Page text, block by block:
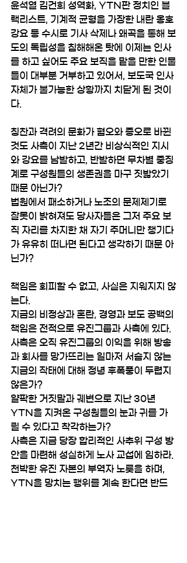
윤석열 김건희 성역화, YTN판 정치인 블
랙리스트, 기계적 균형을 가장한 내란 옹호
강요 등 수시로 기사 삭제나 왜곡을 통해 보
도의 독립성을 침해해온 탓에 이제는 인사
를 하고 싶어도 주요 보직을 맡을 만한 인물
들이 대부분 거부하고 있어서, 보도국 인사
자체가 불가능한 상황까지 치닫게 된 것이
다.
칭찬과 격려의 문화가 혐오와 증오로 바뀐
것도 사측이 지난 2년간 비상식적인 지시
와 강요를 남발하고, 반발하면 무차별 중징
계로 구성원들의 생존권을 마구 짓밟았기
때문 아닌가?
법원에서 패소하거나 노조의 문제제기로
잘못이 밝혀져도 당사자들은 그저 주요 보
직 자리를 차지한 채 자기 주머니만 챙기다
가 유유히 떠나면 된다고 생각하기 때문 아
닌가?
책임은 회피할 수 없고, 사실은 지워지지 않
는다.
지금의 비정상과 혼란, 경영과 보도 공백의
책임은 전적으로 유진그룹과 사측에 있다.
사측은 오직 유진그룹의 이익을 위해 방송
과 회사를 망가뜨리는 일마저 서슴지 않는
지금의 작태에 대해 정녕 후폭풍이 두렵지
않은가?
얄팍한 거짓말과 궤변으로 지난 30년
YTN을 지켜온 구성원들의 눈과 귀를 가
릴 수 있다고 착각하는가?
사측은 지금 당장 합리적인 사추위 구성 방
안을 마련해 성실하게 노사 교섭에 임하라.
천박한 유진 자본의 부역자 노릇을 하며,
YTN을 망치는 행위를 계속 한다면 반드